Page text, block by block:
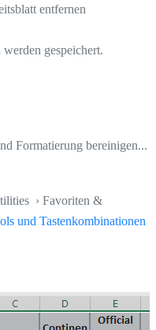
entfernen
gespeichert.
Formatierung bereinigen...
› Favoriten &
und Tastenkombinationen